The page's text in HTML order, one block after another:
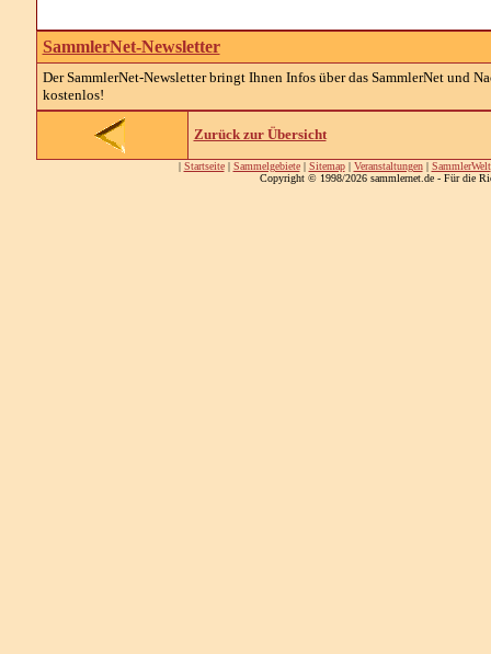
SammlerNet-Newsletter
Der SammlerNet-Newsletter bringt Ihnen Infos über das SammlerNet und
kostenlos!
Zurück zur Übersicht
| Startseite| Sammelgebiete| Sitemap| Veranstaltungen| SammlerWelt
Copyright © 1998/2026 sammlernet.de - Für die